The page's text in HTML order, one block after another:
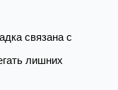
связана с
лишних